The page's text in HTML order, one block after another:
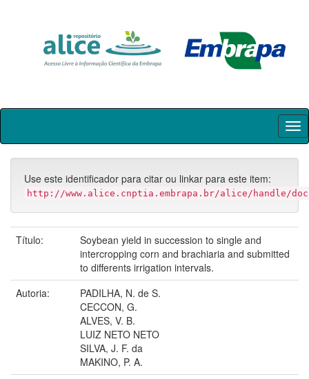
Skip
Use este identificador para citar ou linkar para este item:
http://www.alice.cnptia.embrapa.br/alice/handle/doc/
Título:
Soybean yield in succession to single and
intercropping corn and brachiaria and submitted
to differents irrigation intervals.
Autoria:
PADILHA, N. de S.
CECCON, G.
ALVES, V. B.
LUIZ NETO NETO
SILVA, J. F. da
MAKINO, P. A.